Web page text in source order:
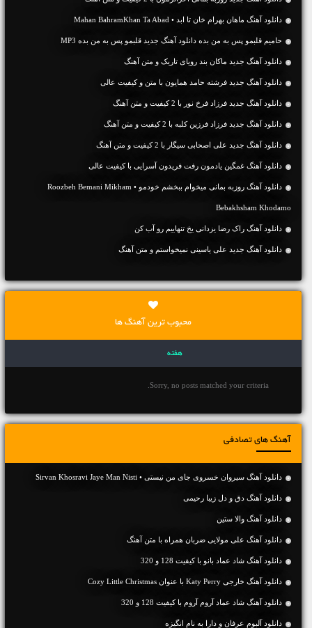
دانلود آهنگ ماهان بهرام خان تا ابد • Mahan BahramKhan Ta Abad
حامیم قلبمو پس به من بده دانلود آهنگ جدید قلبمو پس به من بده MP3
دانلود آهنگ جديد ماکان بند رویای تاریک و متن آهنگ
دانلود آهنگ جديد فرشته حامد همایون با متن و کیفیت عالی
دانلود آهنگ جديد فرزاد فرخ نور با 2 کیفیت و متن آهنگ
دانلود آهنگ جديد فرزاد فرزین کلبه با 2 کیفیت و متن آهنگ
دانلود آهنگ جديد علی اصحابی سیگار با 2 کیفیت و متن آهنگ
دانلود آهنگ غمگین یادمون رفت فریدون آسرایی با کیفیت عالی
دانلود آهنگ روزبه بمانی میخوام ببخشم خودمو • Roozbeh Bemani Mikham
Bebakhsham Khodamo
دانلود آهنگ راک رضا یزدانی یخ تنهاییم رو آب کن
دانلود آهنگ جديد علی یاسینی نمیخواستم و متن آهنگ
محبوب ترین آهنگ ها
هفته
Sorry, no posts matched your criteria.
آهنگ های تصادفی
دانلود آهنگ سیروان خسروی جای من نیستی • Sirvan Khosravi Jaye Man Nisti
دانلود آهنگ دق و دل زیبا رحیمی
دانلود آهنگ والا ستین
دانلود آهنگ علی مولایی ضربان همراه با متن آهنگ
دانلود آهنگ شاد عماد بانو با کیفیت 128 و 320
دانلود آهنگ خارجی Katy Perry با عنوان Cozy Little Christmas
دانلود آهنگ شاد عماد آروم آروم با کیفیت 128 و 320
دانلود آلبوم عرفان و دارا به نام انگیزه